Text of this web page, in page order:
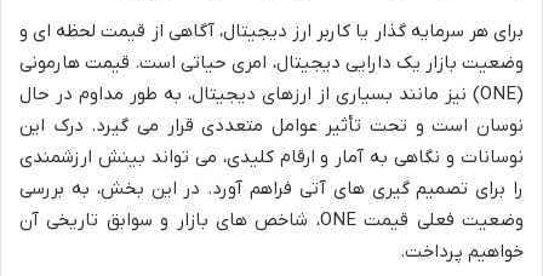
برای هر سرمایه گذار یا کاربر ارز دیجیتال، آگاهی از قیمت لحظه ای و
وضعیت بازار یک دارایی دیجیتال، امری حیاتی است. قیمت هارمونی
(ONE) نیز مانند بسیاری از ارزهای دیجیتال، به طور مداوم در حال
نوسان است و تحت تأثیر عوامل متعددی قرار می گیرد. درک این
نوسانات و نگاهی به آمار و ارقام کلیدی، می تواند بینش ارزشمندی
را برای تصمیم گیری های آتی فراهم آورد. در این بخش، به بررسی
وضعیت فعلی قیمت ONE، شاخص های بازار و سوابق تاریخی آن
خواهیم پرداخت.